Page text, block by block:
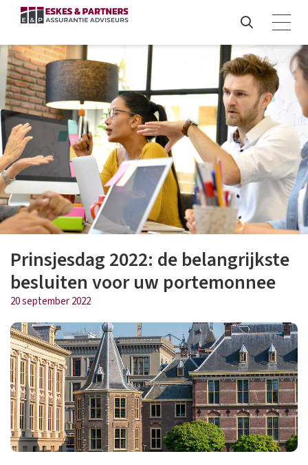
Prinsjesdag 2022: de belangrijkste
besluiten voor uw portemonnee
20 september 2022